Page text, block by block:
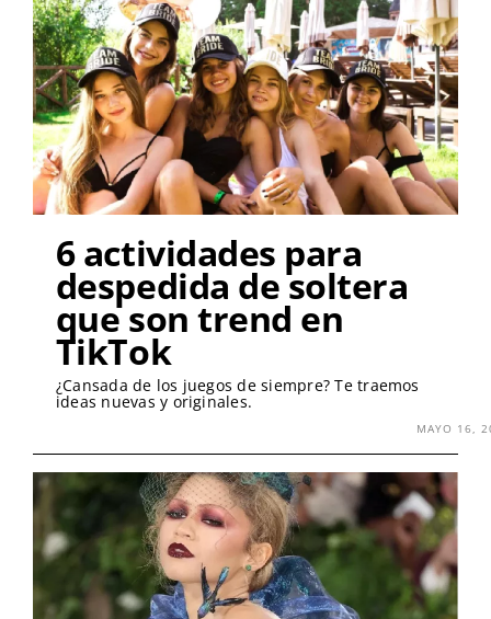
6 actividades para
despedida de soltera
que son trend en
TikTok
¿Cansada de los juegos de siempre? Te traemos
ideas nuevas y originales.
MAYO 16,